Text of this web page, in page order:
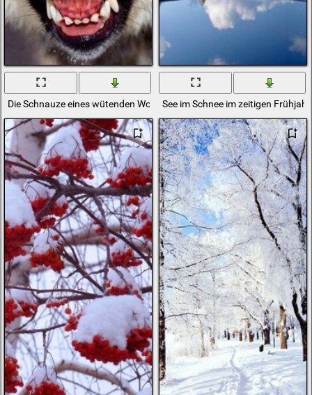
Die Schnauze eines wütenden Wolfes im SchneeSee im Schnee im zeitigen Frühjahr